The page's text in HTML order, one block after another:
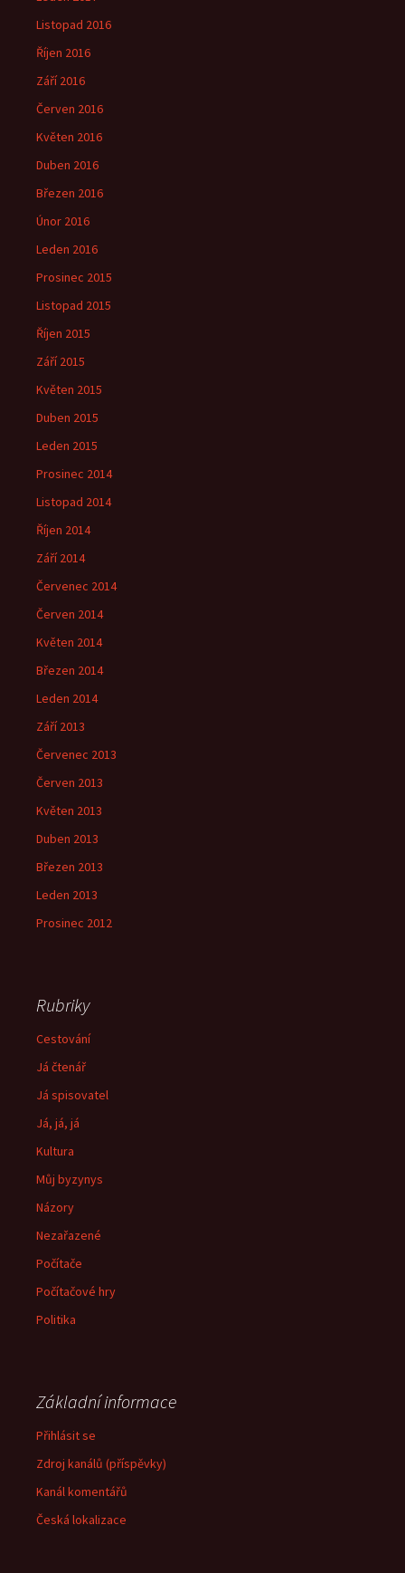
Listopad 2016
Říjen 2016
Září 2016
Červen 2016
Květen 2016
Duben 2016
Březen 2016
Únor 2016
Leden 2016
Prosinec 2015
Listopad 2015
Říjen 2015
Září 2015
Květen 2015
Duben 2015
Leden 2015
Prosinec 2014
Listopad 2014
Říjen 2014
Září 2014
Červenec 2014
Červen 2014
Květen 2014
Březen 2014
Leden 2014
Září 2013
Červenec 2013
Červen 2013
Květen 2013
Duben 2013
Březen 2013
Leden 2013
Prosinec 2012
Rubriky
Cestování
Já čtenář
Já spisovatel
Já, já, já
Kultura
Můj byzynys
Názory
Nezařazené
Počítače
Počítačové hry
Politika
Základní informace
Přihlásit se
Zdroj kanálů (příspěvky)
Kanál komentářů
Česká lokalizace